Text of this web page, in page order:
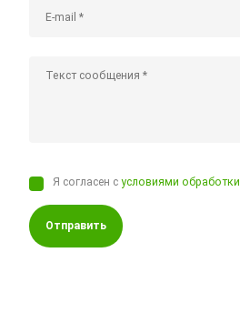
Я согласен сусловиями обработки
Отправить